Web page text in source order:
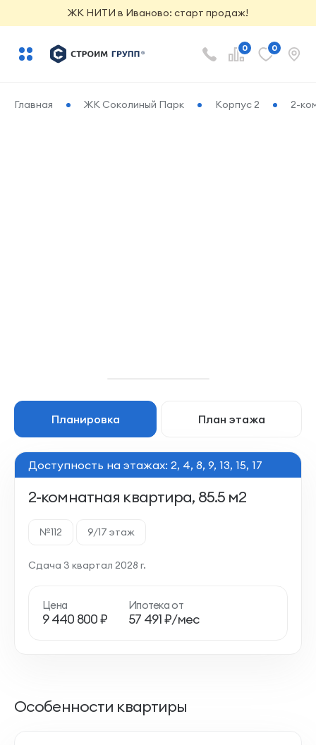
ЖК НИТИ в Иваново: старт продаж!
0 0
Главная ЖК Соколиный Парк Корпус 2 2-
Планировка План этажа
Доступность на этажах: 2, 4, 8, 9, 13, 15, 17
2-комнатная квартира, 85.5 м2
№112 9/17 этаж
Сдача 3 квартал 2028 г.
Цена
9 440 800 ₽
Ипотека от
57 491 ₽/мес
Особенности квартиры